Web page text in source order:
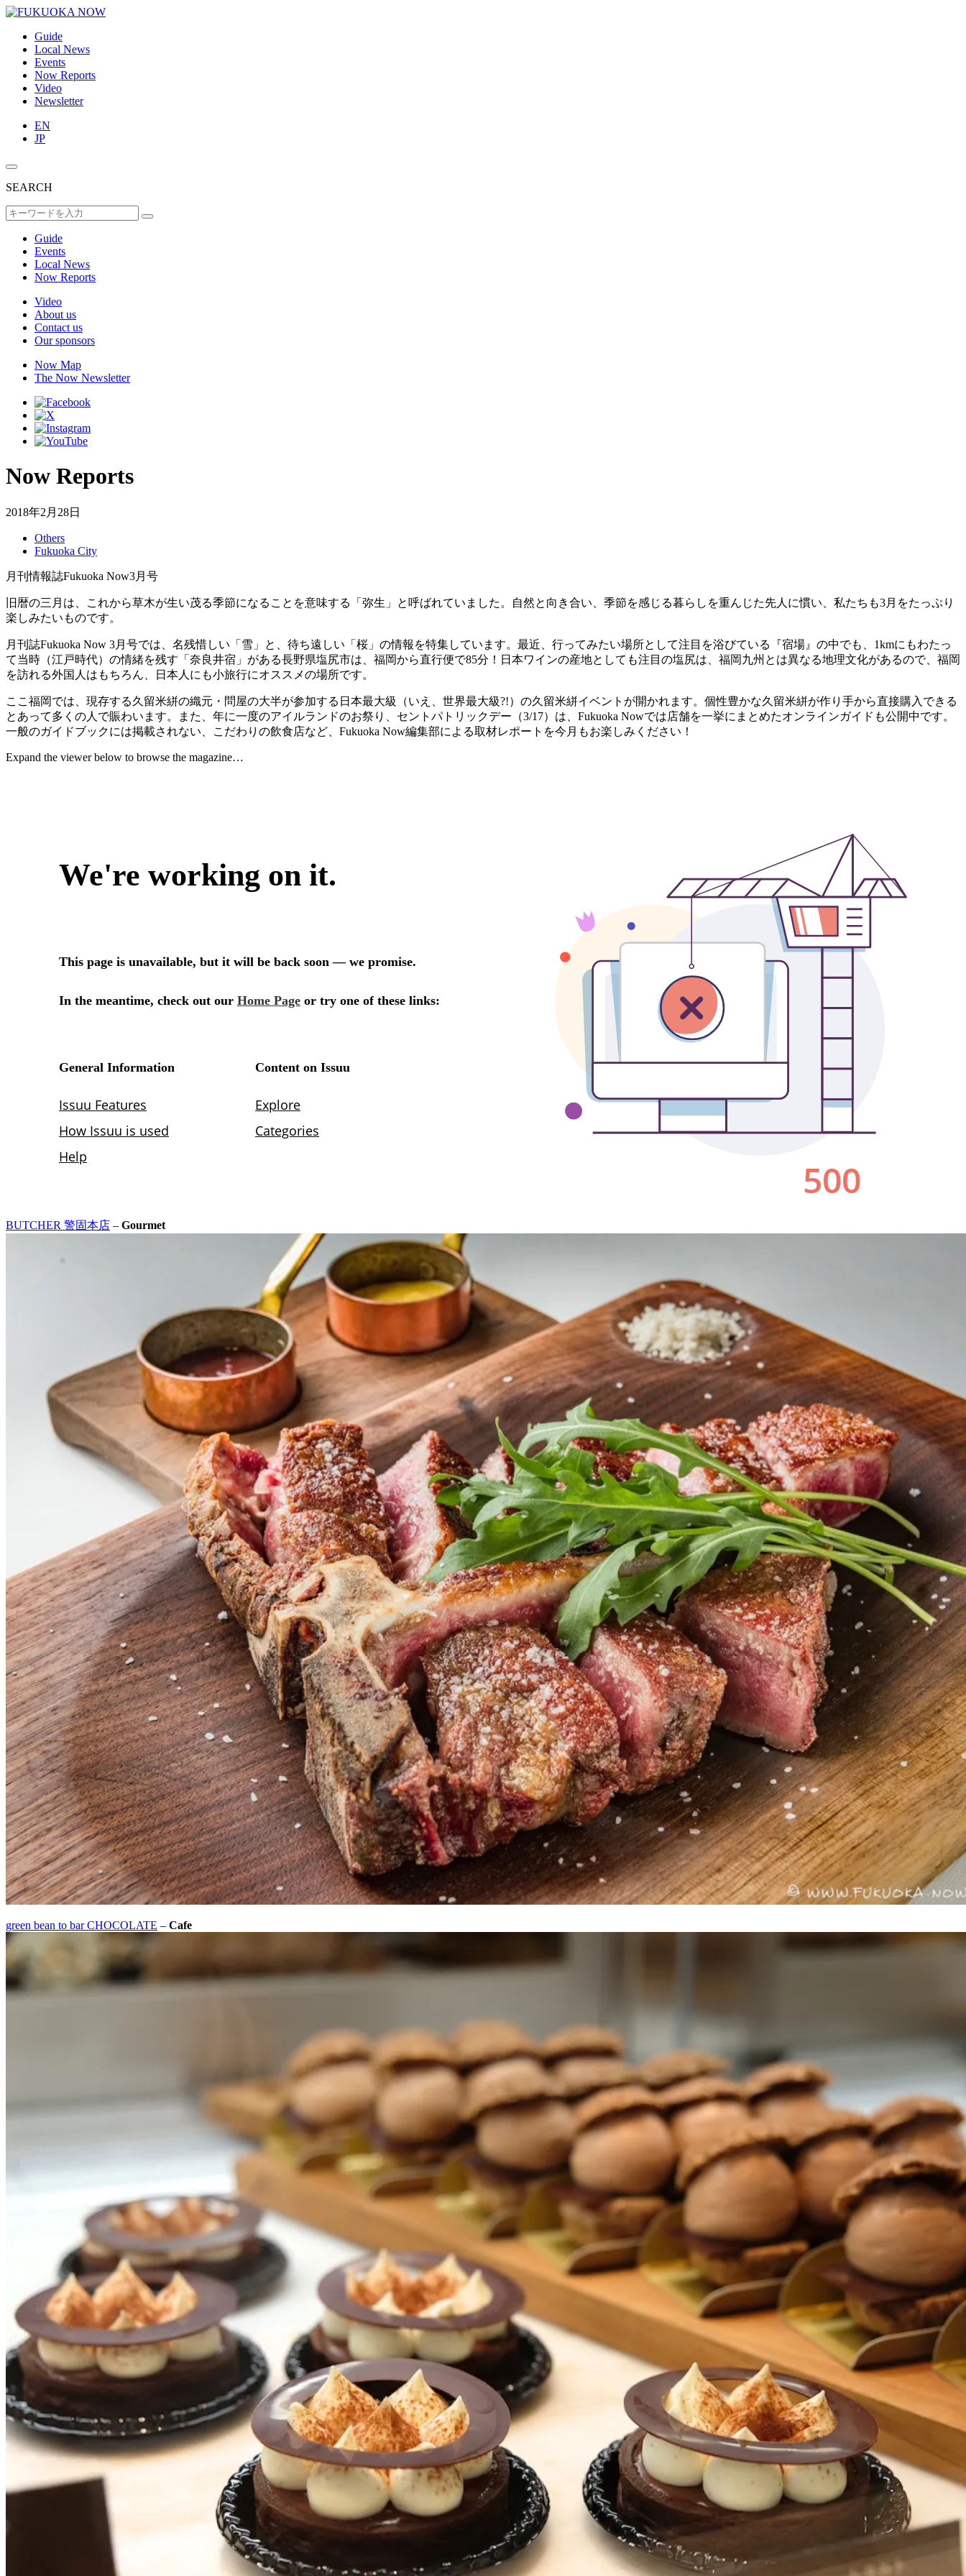
Guide
Local News
Events
Now Reports
Video
Newsletter
EN
JP
SEARCH
Guide
Events
Local News
Now Reports
Video
About us
Contact us
Our sponsors
Now Map
The Now Newsletter
Now Reports
2018年2月28日
Others
Fukuoka City
月刊情報誌Fukuoka Now3月号
旧暦の三月は、これから草木が生い茂る季節になることを意味する「弥生」と呼ばれていました。自然と向き合い、季節を感じる暮らしを重んじた先人に慣い、私たちも3月をたっぷり
楽しみたいものです。
月刊誌Fukuoka Now 3月号では、名残惜しい「雪」と、待ち遠しい「桜」の情報を特集しています。最近、行ってみたい場所として注目を浴びている『宿場』の中でも、1kmにもわたっ
て当時（江戸時代）の情緒を残す「奈良井宿」がある長野県塩尻市は、福岡から直行便で85分！日本ワインの産地としても注目の塩尻は、福岡九州とは異なる地理文化があるので、福岡
を訪れる外国人はもちろん、日本人にも小旅行にオススメの場所です。
ここ福岡では、現存する久留米絣の織元・問屋の大半が参加する日本最大級（いえ、世界最大級?!）の久留米絣イベントが開かれます。個性豊かな久留米絣が作り手から直接購入できる
とあって多くの人で賑わいます。また、年に一度のアイルランドのお祭り、セントパトリックデー（3/17）は、Fukuoka Nowでは店舗を一挙にまとめたオンラインガイドも公開中です。
一般のガイドブックには掲載されない、こだわりの飲食店など、Fukuoka Now編集部による取材レポートを今月もお楽しみください！
Expand the viewer below to browse the magazine…
BUTCHER 警固本店 – Gourmet
green bean to bar CHOCOLATE – Cafe